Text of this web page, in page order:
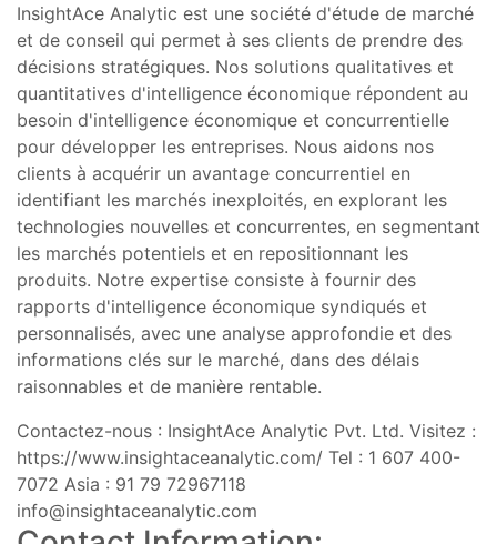
InsightAce Analytic est une société d'étude de marché
et de conseil qui permet à ses clients de prendre des
décisions stratégiques. Nos solutions qualitatives et
quantitatives d'intelligence économique répondent au
besoin d'intelligence économique et concurrentielle
pour développer les entreprises. Nous aidons nos
clients à acquérir un avantage concurrentiel en
identifiant les marchés inexploités, en explorant les
technologies nouvelles et concurrentes, en segmentant
les marchés potentiels et en repositionnant les
produits. Notre expertise consiste à fournir des
rapports d'intelligence économique syndiqués et
personnalisés, avec une analyse approfondie et des
informations clés sur le marché, dans des délais
raisonnables et de manière rentable.
Contactez-nous : InsightAce Analytic Pvt. Ltd. Visitez :
https://www.insightaceanalytic.com/ Tel : 1 607 400-
7072 Asia : 91 79 72967118
info@insightaceanalytic.com